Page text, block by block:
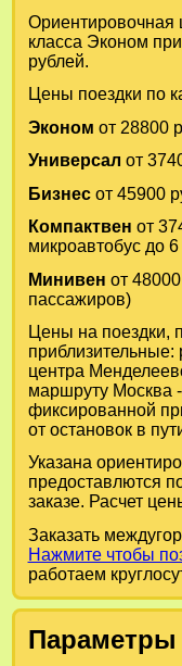
Ориентировочная
класса Эконом
рублей.
Цены поездки по
Эконом от 28800
Универсал от
Бизнесот 45900
Компактвен от
микроавтобус до
Минивен от
пассажиров)
Цены на поездки,
центра
маршруту Москва
фиксированной
от остановок в
Указана
предоставлются
заказе. Расчет
Заказать
Нажмите чтобы
работаем
Параметры